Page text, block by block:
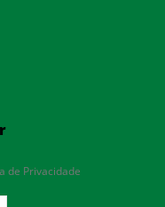
de Privacidade